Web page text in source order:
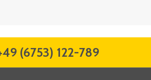
(6753) 122-789